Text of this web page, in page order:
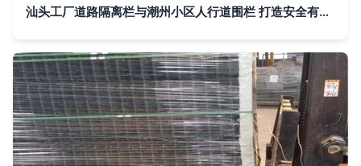
汕头工厂道路隔离栏与潮州小区人行道围栏 打造安全有序的场域屏障